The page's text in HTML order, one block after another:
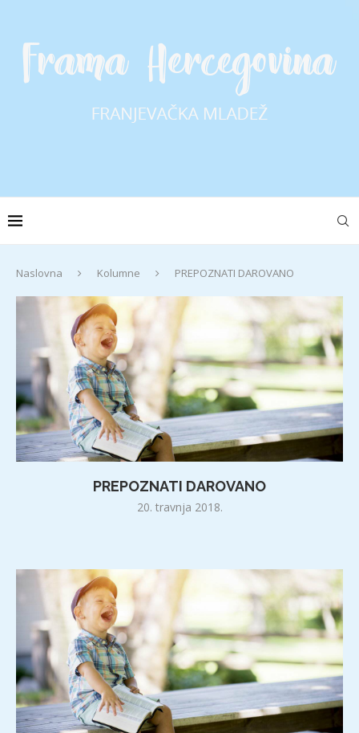
Naslovna Kolumne PREPOZNATI DAROVANO
PREPOZNATI DAROVANO
20. travnja 2018.